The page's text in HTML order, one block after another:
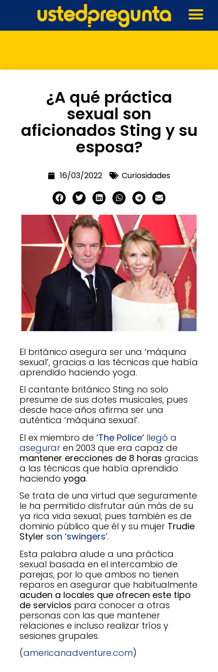
¿A qué práctica
sexual son
aficionados Sting y su
esposa?
16/03/2022 Curiosidades
El británico asegura ser una ‘máquina
sexual’, gracias a las técnicas que había
aprendido haciendo yoga.
El cantante británico Sting no solo
presume de sus dotes musicales, pues
desde hace años afirma ser una
auténtica ‘máquina sexual’.
El ex miembro de ‘The Police‘ llegó a
asegurar en 2003 que era capaz de
mantener erecciones de 8 horas gracias
a las técnicas que había aprendido
haciendo yoga.
Se trata de una virtud que seguramente
le ha permitido disfrutar aún más de su
ya rica vida sexual, pues también es de
dominio público que él y su mujer Trudie
Styler son ‘swingers’.
Esta palabra alude a una práctica
sexual basada en el intercambio de
parejas, por lo que ambos no tienen
reparos en asegurar que habitualmente
acuden a locales que ofrecen este tipo
de servicios para conocer a otras
personas con las que mantener
relaciones e incluso realizar tríos y
sesiones grupales.
(americanadventure.com)